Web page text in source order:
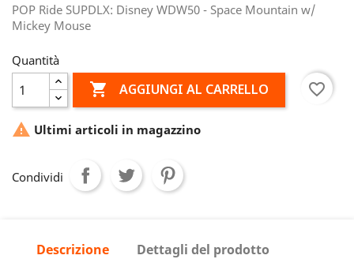
POP Ride SUPDLX: Disney WDW50 - Space Mountain w/
Mickey Mouse
Quantità
 AGGIUNGI AL CARRELLO favorite_border
 Ultimi articoli in magazzino
Condividi
Descrizione Dettagli del prodotto